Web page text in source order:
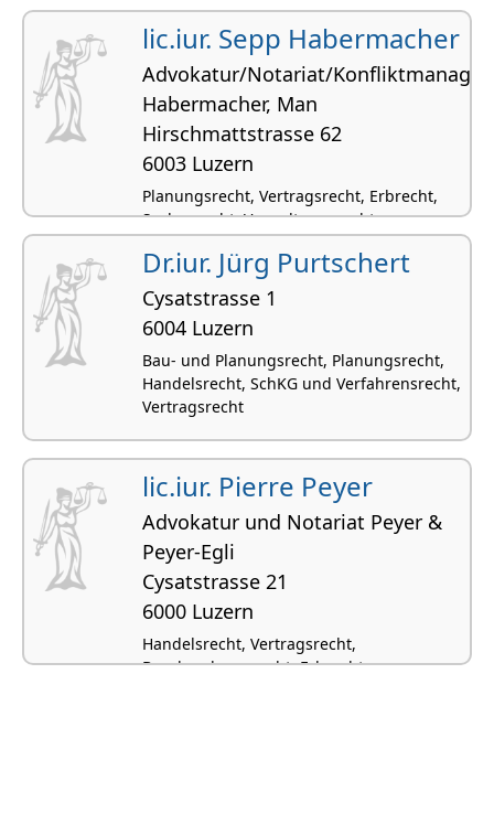
lic.iur. Sepp Habermacher
Advokatur/Notariat/
Habermacher, Man
Hirschmattstrasse 62
6003 Luzern
Planungsrecht, Vertragsrecht, Erbrecht,
Sachenrecht, Verwaltungsrecht
Dr.iur. Jürg Purtschert
Cysatstrasse 1
6004 Luzern
Bau- und Planungsrecht, Planungsrecht,
Handelsrecht, SchKG und Verfahrensrecht,
Vertragsrecht
lic.iur. Pierre Peyer
Advokatur und Notariat Peyer &
Peyer-Egli
Cysatstrasse 21
6000 Luzern
Handelsrecht, Vertragsrecht,
Beurkundungsrecht, Erbrecht,